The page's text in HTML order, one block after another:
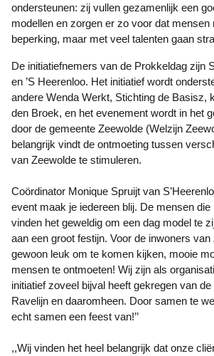
ondersteunen: zij vullen gezamenlijk een
modellen en zorgen er zo voor dat mensen
beperking, maar met veel talenten gaan
De initiatiefnemers van de Prokkeldag zijn Stichting Philadelphia
en ’S Heerenloo. Het initiatief wordt
andere Wenda Werkt, Stichting de Basisz,
den Broek, en het evenement wordt in het
door de gemeente Zeewolde (Welzijn
belangrijk vindt de ontmoeting tussen
van Zeewolde te stimuleren.
Coördinator Monique Spruijt van
event maak je iedereen blij. De mensen
vinden het geweldig om een dag model te
aan een groot festijn. Voor de inwoners
gewoon leuk om te komen kijken, mooie
mensen te ontmoeten! Wij zijn als
initiatief zoveel bijval heeft gekregen van
Ravelijn en daaromheen. Door samen te
echt samen een feest van!’’
,,Wij vinden het heel belangrijk dat onze